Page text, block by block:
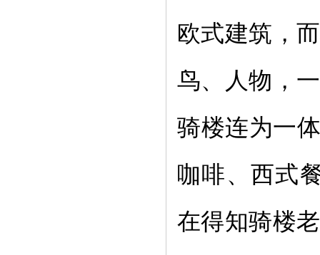
欧式建筑，
鸟、人物，
骑楼连为一
咖啡、西式
在得知骑楼